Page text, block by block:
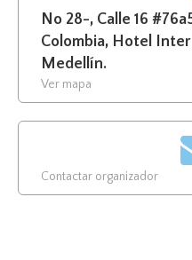
No 28-, Calle 16
Colombia, Hotel
Medellín.
Ver mapa
Contactar organizador